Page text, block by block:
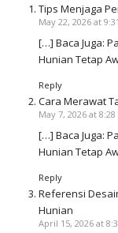
Tips Menjaga
May 22, 2026 at
[…] Baca Juga:
Hunian Tetap
Reply
Cara Merawat
May 7, 2026 at
[…] Baca Juga:
Hunian Tetap
Reply
Referensi
Hunian
April 15, 2026 at